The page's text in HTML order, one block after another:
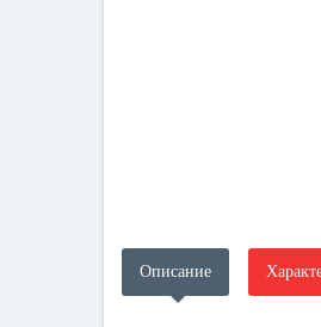
Описание